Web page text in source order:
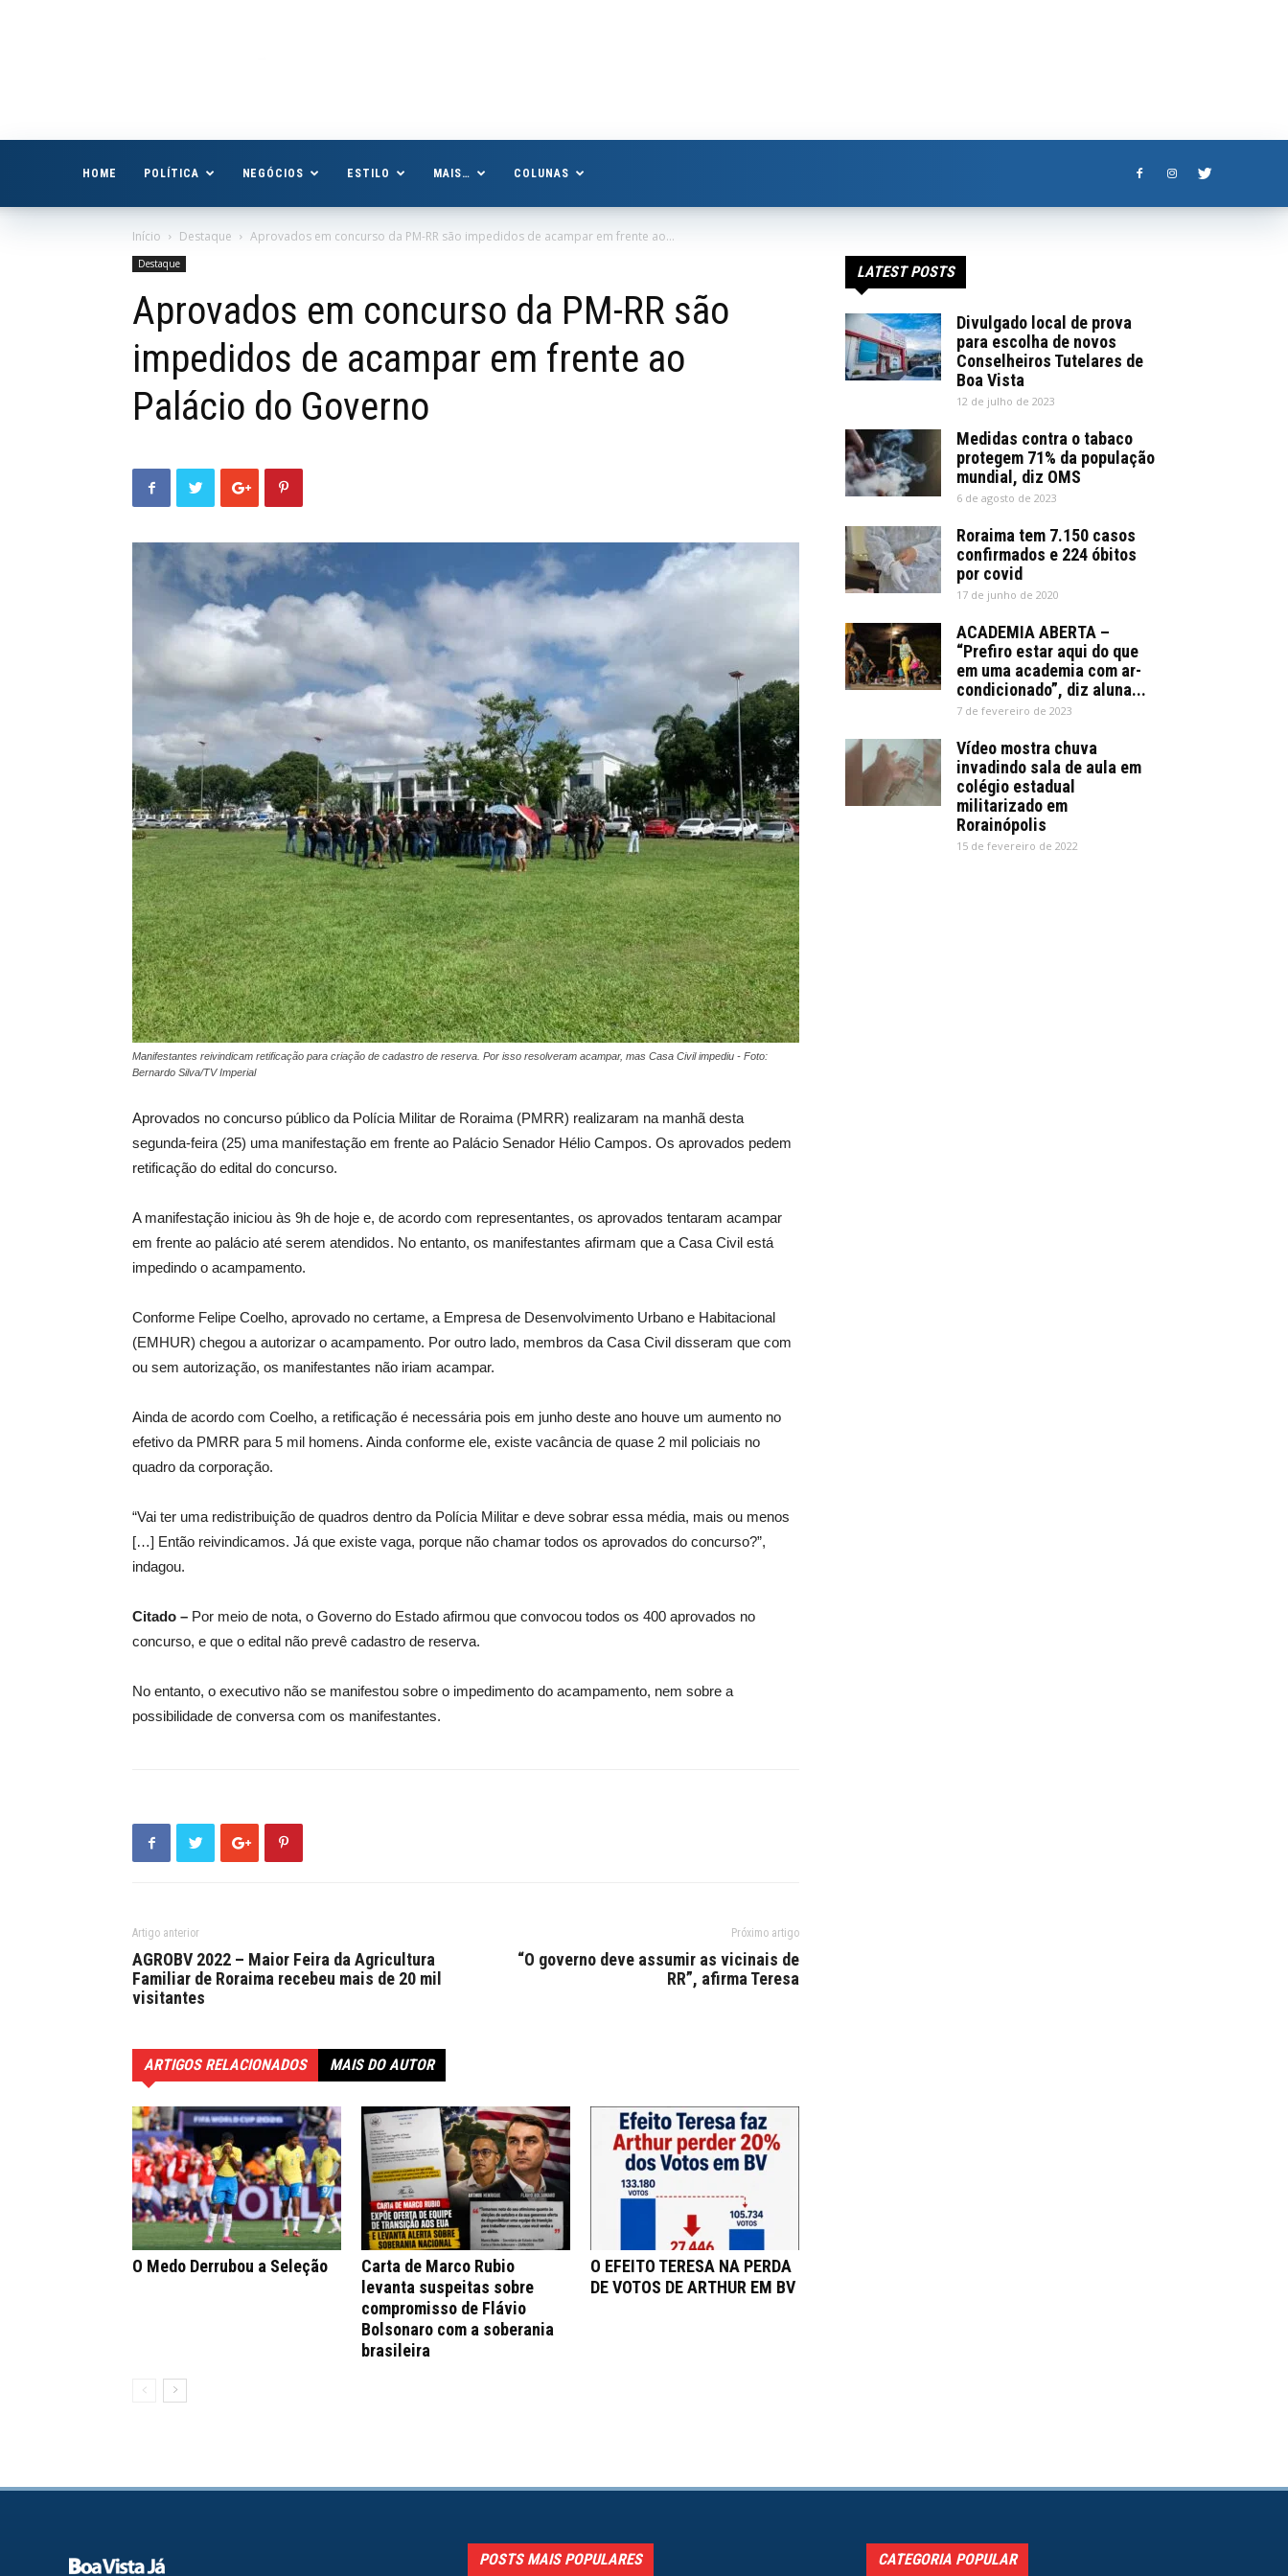
HOME POLÍTICA NEGÓCIOS ESTILO MAIS… COLUNAS
Início Destaque Aprovados em concurso da PM-RR são impedidos de acampar em frente ao...
Destaque
Aprovados em concurso da PM-RR são
impedidos de acampar em frente ao
Palácio do Governo
Manifestantes reivindicam retificação para criação de cadastro de reserva. Por isso resolveram acampar, mas Casa Civil impediu - Foto:
Bernardo Silva/TV Imperial
Aprovados no concurso público da Polícia Militar de Roraima (PMRR) realizaram na manhã desta
segunda-feira (25) uma manifestação em frente ao Palácio Senador Hélio Campos. Os aprovados pedem
retificação do edital do concurso.
A manifestação iniciou às 9h de hoje e, de acordo com representantes, os aprovados tentaram acampar
em frente ao palácio até serem atendidos. No entanto, os manifestantes afirmam que a Casa Civil está
impedindo o acampamento.
Conforme Felipe Coelho, aprovado no certame, a Empresa de Desenvolvimento Urbano e Habitacional
(EMHUR) chegou a autorizar o acampamento. Por outro lado, membros da Casa Civil disseram que com
ou sem autorização, os manifestantes não iriam acampar.
Ainda de acordo com Coelho, a retificação é necessária pois em junho deste ano houve um aumento no
efetivo da PMRR para 5 mil homens. Ainda conforme ele, existe vacância de quase 2 mil policiais no
quadro da corporação.
“Vai ter uma redistribuição de quadros dentro da Polícia Militar e deve sobrar essa média, mais ou menos
[…] Então reivindicamos. Já que existe vaga, porque não chamar todos os aprovados do concurso?”,
indagou.
Citado – Por meio de nota, o Governo do Estado afirmou que convocou todos os 400 aprovados no
concurso, e que o edital não prevê cadastro de reserva.
No entanto, o executivo não se manifestou sobre o impedimento do acampamento, nem sobre a
possibilidade de conversa com os manifestantes.
Artigo anterior
AGROBV 2022 – Maior Feira da Agricultura
Familiar de Roraima recebeu mais de 20 mil
visitantes
Próximo artigo
“O governo deve assumir as vicinais de
RR”, afirma Teresa
ARTIGOS RELACIONADOS MAIS DO AUTOR
O Medo Derrubou a Seleção
Carta de Marco Rubio
levanta suspeitas sobre
compromisso de Flávio
Bolsonaro com a soberania
brasileira
O EFEITO TERESA NA PERDA
DE VOTOS DE ARTHUR EM BV
LATEST POSTS
Divulgado local de prova
para escolha de novos
Conselheiros Tutelares de
Boa Vista
12 de julho de 2023
Medidas contra o tabaco
protegem 71% da população
mundial, diz OMS
6 de agosto de 2023
Roraima tem 7.150 casos
confirmados e 224 óbitos
por covid
17 de junho de 2020
ACADEMIA ABERTA –
“Prefiro estar aqui do que
em uma academia com ar-
condicionado”, diz aluna...
7 de fevereiro de 2023
Vídeo mostra chuva
invadindo sala de aula em
colégio estadual
militarizado em
Rorainópolis
15 de fevereiro de 2022
POSTS MAIS POPULARES CATEGORIA POPULAR